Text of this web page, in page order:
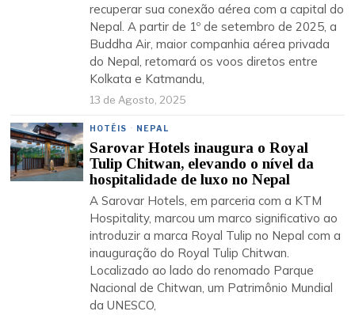
recuperar sua conexão aérea com a capital do
Nepal. A partir de 1º de setembro de 2025, a
Buddha Air, maior companhia aérea privada
do Nepal, retomará os voos diretos entre
Kolkata e Katmandu,
13 de Agosto, 2025
HOTÉIS · NEPAL
Sarovar Hotels inaugura o Royal
Tulip Chitwan, elevando o nível da
hospitalidade de luxo no Nepal
A Sarovar Hotels, em parceria com a KTM
Hospitality, marcou um marco significativo ao
introduzir a marca Royal Tulip no Nepal com a
inauguração do Royal Tulip Chitwan.
Localizado ao lado do renomado Parque
Nacional de Chitwan, um Patrimônio Mundial
da UNESCO,